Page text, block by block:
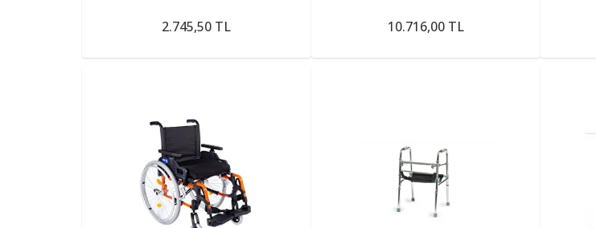
2.745,50 TL 10.716,00 TL